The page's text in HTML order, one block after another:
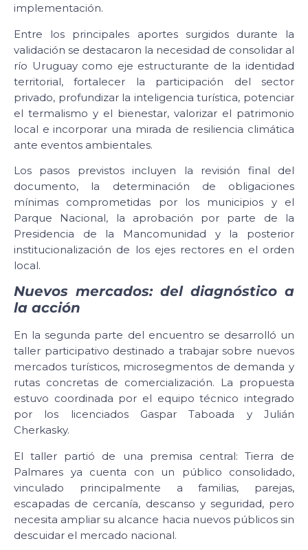
implementación.
Entre los principales aportes surgidos durante la
validación se destacaron la necesidad de consolidar al
río Uruguay como eje estructurante de la identidad
territorial, fortalecer la participación del sector
privado, profundizar la inteligencia turística, potenciar
el termalismo y el bienestar, valorizar el patrimonio
local e incorporar una mirada de resiliencia climática
ante eventos ambientales.
Los pasos previstos incluyen la revisión final del
documento, la determinación de obligaciones
mínimas comprometidas por los municipios y el
Parque Nacional, la aprobación por parte de la
Presidencia de la Mancomunidad y la posterior
institucionalización de los ejes rectores en el orden
local.
Nuevos mercados: del diagnóstico a
la acción
En la segunda parte del encuentro se desarrolló un
taller participativo destinado a trabajar sobre nuevos
mercados turísticos, microsegmentos de demanda y
rutas concretas de comercialización. La propuesta
estuvo coordinada por el equipo técnico integrado
por los licenciados Gaspar Taboada y Julián
Cherkasky.
El taller partió de una premisa central: Tierra de
Palmares ya cuenta con un público consolidado,
vinculado principalmente a familias, parejas,
escapadas de cercanía, descanso y seguridad, pero
necesita ampliar su alcance hacia nuevos públicos sin
descuidar el mercado nacional.